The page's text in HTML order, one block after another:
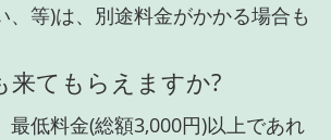
、等)は、別途料金がかかる場合も
来てもらえますか?
最低料金(総額3,000円)以上であれ